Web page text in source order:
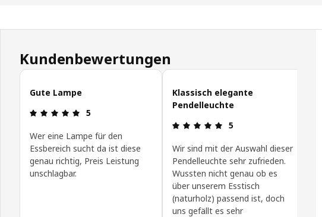
Kundenbewertungen
Kundenbewertungen überspringen
Gute Lampe
Bewertung: 5 von 5 Sterne
5
Wer eine Lampe für den
Essbereich sucht da ist diese
genau richtig, Preis Leistung
unschlagbar.
Klassisch elegante
Pendelleuchte
Bewertung: 5 von 5 Sterne
5
Wir sind mit der Auswahl dieser
Pendelleuchte sehr zufrieden.
Wussten nicht genau ob es
über unserem Esstisch
(naturholz) passend ist, doch
uns gefällt es sehr